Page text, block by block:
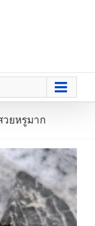
วยหรูมาก